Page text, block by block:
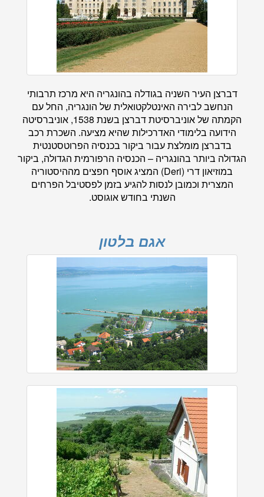
דברצן העיר השניה בגודלה בהונגריה היא מרכז תרבותי
הנחשב לבירה האינטלקטואלית של הונגריה, החל עם
הקמתה של אוניברסיטת דברצן בשנת 1538, אוניברסיטה
הידועה בלימודי האדרכילות שהיא מציעה. השכרת רכב
בדברצן מומלצת עבור ביקור בכנסיה הפרוטסטנטית
הגדולה ביותר בהונגריה – הכנסיה הרפורמית הגדולה, ביקור
במוזיאון דרי (Deri) המציג אוסף חפצים מההיסטוריה
המצרית וכמובן לנסות להגיע בזמן לפסטיבל הפרחים
השנתי בחודש אוגוסט.
אגם בלטון